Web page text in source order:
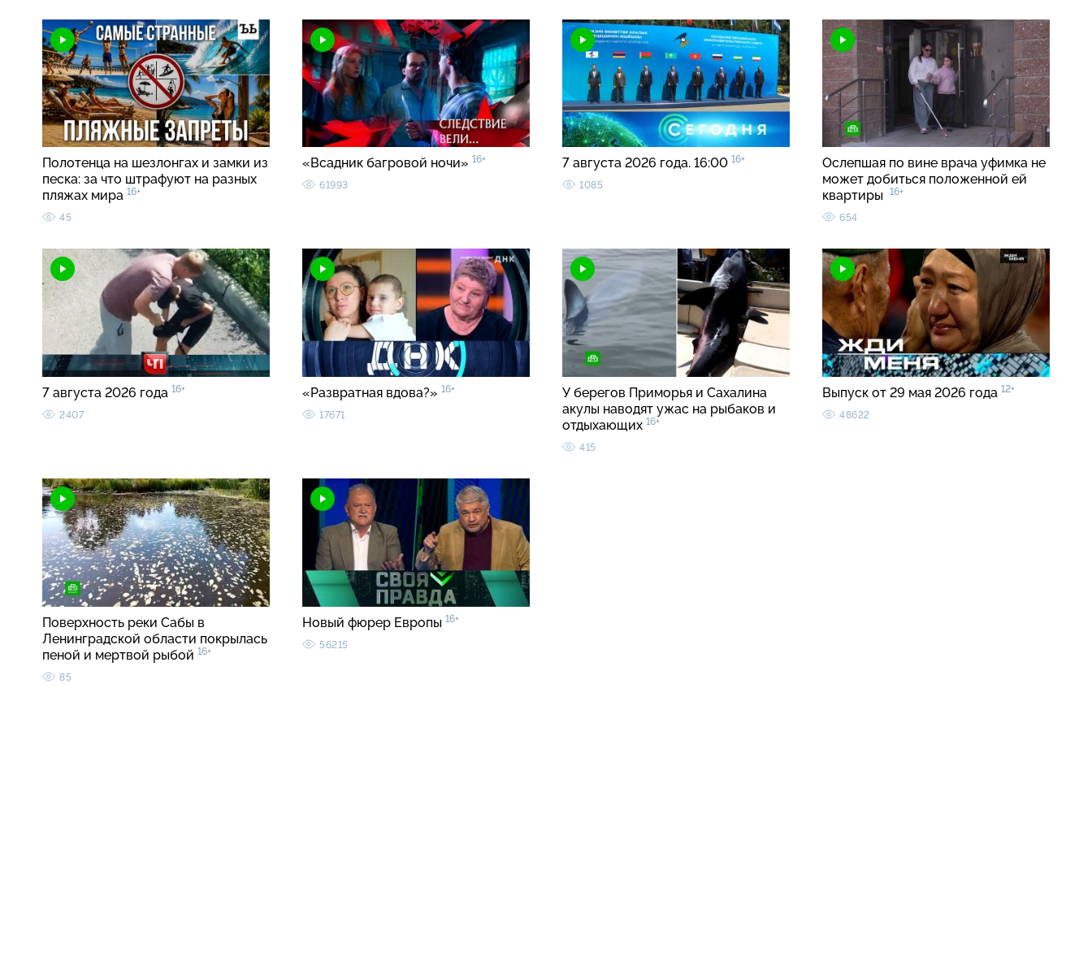
Полотенца на шезлонгах и замки из
песка: за что штрафуют на разных
пляжах мира 16+
45
«Всадник багровой ночи» 16+
61993
7 августа 2026 года. 16:00 16+
1085
Ослепшая по вине врача уфимка не
может добиться положенной ей
квартиры
16+
654
7 августа 2026 года 16+
2407
«Развратная вдова?» 16+
17671
У берегов Приморья и Сахалина
акулы наводят ужас на рыбаков и
отдыхающих 16+
415
Выпуск от 29 мая 2026 года 12+
48622
Поверхность реки Сабы в
Ленинградской области покрылась
пеной и мертвой рыбой 16+
85
Новый фюрер Европы 16+
56215